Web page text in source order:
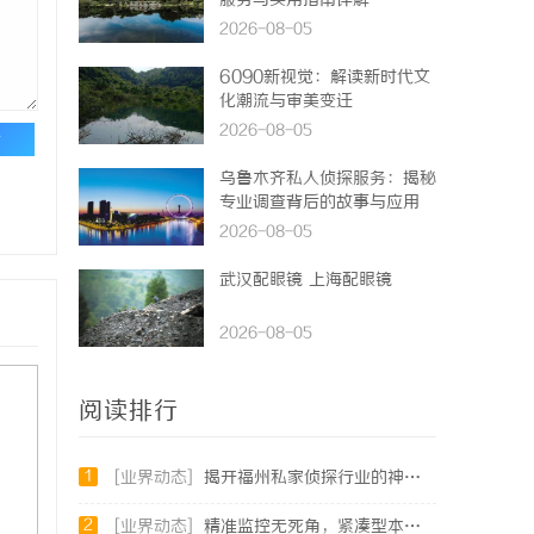
2026-08-05
6090新视觉：解读新时代文
化潮流与审美变迁
2026-08-05
乌鲁木齐私人侦探服务：揭秘
专业调查背后的故事与应用
2026-08-05
武汉配眼镜 上海配眼镜
2026-08-05
阅读排行
1 [业界动态] 揭开福州私家侦探行业的神秘面纱：服务、优势与法律解析
2 [业界动态] 精准监控无死角，紧凑型本安球机赋能安全管理